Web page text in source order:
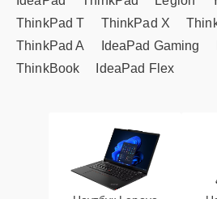
ThinkPad T
ThinkPad X
ThinkPad A
IdeaPad Gaming
ThinkBook
IdeaPad Flex